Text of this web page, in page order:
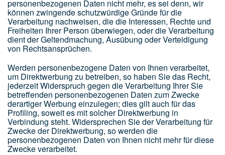
personenbezogenen Daten nicht mehr, es sei denn, wir
können zwingende schutzwürdige Gründe für die
Verarbeitung nachweisen, die die Interessen, Rechte und
Freiheiten Ihrer Person überwiegen, oder die Verarbeitung
dient der Geltendmachung, Ausübung oder Verteidigung
von Rechtsansprüchen.
Werden personenbezogene Daten von Ihnen verarbeitet,
um Direktwerbung zu betreiben, so haben Sie das Recht,
jederzeit Widerspruch gegen die Verarbeitung Ihrer Sie
betreffenden personenbezogenen Daten zum Zwecke
derartiger Werbung einzulegen; dies gilt auch für das
Profiling, soweit es mit solcher Direktwerbung in
Verbindung steht. Widersprechen Sie der Verarbeitung für
Zwecke der Direktwerbung, so werden die
personenbezogenen Daten von Ihnen nicht mehr für diese
Zwecke verarbeitet.